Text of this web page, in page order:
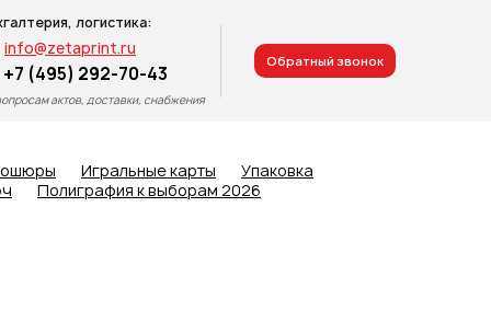
логистика:
info@zetaprint.ru
+7 (495) 292-70-43
актов, доставки, снабжения
Обратный звонок
Игральные карты
Упаковка
Полиграфия к выборам 2026